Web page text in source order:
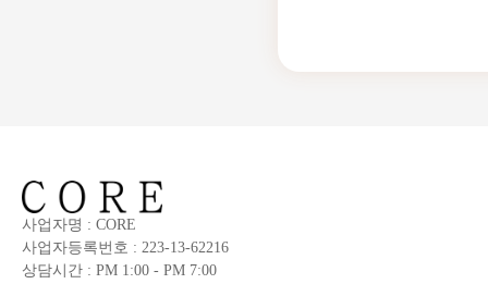
사업자명 : CORE
사업자등록번호 : 223-13-62216
상담시간 : PM 1:00 - PM 7:00